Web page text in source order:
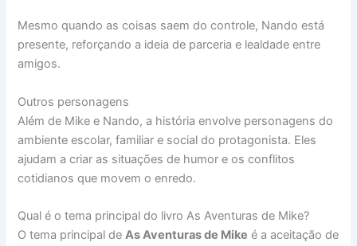
Mesmo quando as coisas saem do controle, Nando está
presente, reforçando a ideia de parceria e lealdade entre
amigos.
Outros personagens
Além de Mike e Nando, a história envolve personagens do
ambiente escolar, familiar e social do protagonista. Eles
ajudam a criar as situações de humor e os conflitos
cotidianos que movem o enredo.
Qual é o tema principal do livro As Aventuras de Mike?
O tema principal deAs Aventuras de Mike é a aceitação de